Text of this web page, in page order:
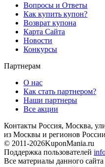
Вопросы и Ответы
Как купить купон?
Возврат купона
Карта Сайта
Новости
Конкурсы
Партнерам
О нас
Как стать партнером?
Наши партнеры
Все акции
Контакты Россия, Москва,
из Москвы и регионов
© 2011-2026KuponMania.ru
Поддержка пользователей
Все материалы данного